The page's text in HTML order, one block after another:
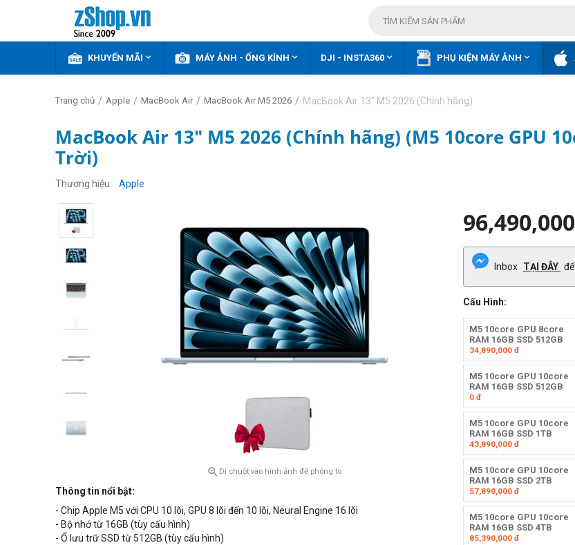
KHUYẾN MÃI  MÁY ẢNH - ỐNG KÍNH  DJI - INSTA360  PHỤ KIỆN MÁY ẢNH 
Trang chủ / Apple / MacBook Air / MacBook Air M5 2026 / MacBook Air 13" M5 2026 (Chính hãng)
MacBook Air 13" M5 2026 (Chính hãng) (M5 10core GPU
Trời)
Thương hiệu Apple
 Di chuột vào hình ảnh để phóng to
Thông tin nổi bật:
- Chip Apple M5 với CPU 10 lõi, GPU 8 lõi đến 10 lõi, Neural Engine 16 lõi
- Bộ nhớ từ 16GB (tùy cấu hình)
- Ổ lưu trữ SSD từ 512GB (tùy cấu hình)
96,490,000
Inbox TẠI ĐÂY
Cấu Hình:
M5 10core GPU 8core
RAM 16GB SSD 512GB
34,890,000đ
M5 10core GPU 10core
RAM 16GB SSD 512GB
0đ
M5 10core GPU 10core
RAM 16GB SSD 1TB
43,890,000đ
M5 10core GPU 10core
RAM 16GB SSD 2TB
57,890,000đ
M5 10core GPU 10core
RAM 16GB SSD 4TB
85,390,000đ